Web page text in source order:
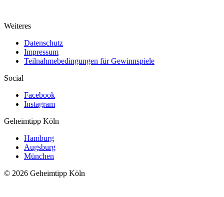
Weiteres
Datenschutz
Impressum
Teilnahmebedingungen für Gewinnspiele
Social
Facebook
Instagram
Geheimtipp Köln
Hamburg
Augsburg
München
© 2026 Geheimtipp Köln